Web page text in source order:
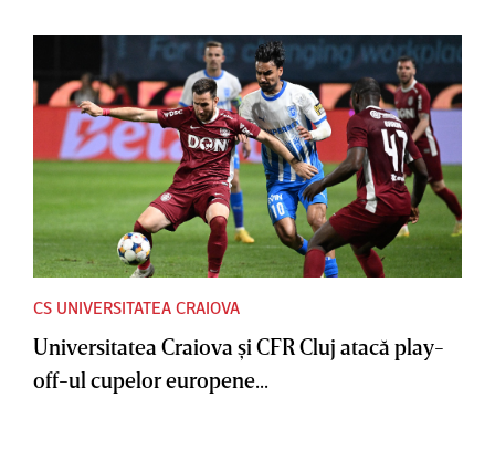
CS UNIVERSITATEA CRAIOVA
Universitatea Craiova şi CFR Cluj atacă play-
off-ul cupelor europene...